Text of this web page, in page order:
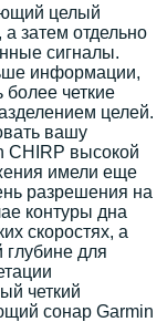
целый
а затем отдельно
сигналы.
информации,
более четкие
целей.
вашу
CHIRP высокой
имели еще
разрешения на
контуры дна
скоростях, а
для
четкий
сонар Garmin